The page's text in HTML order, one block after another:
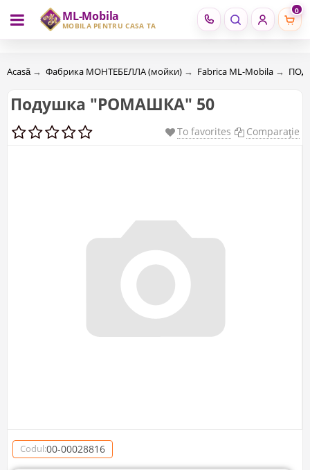
ML-Mobila
MOBILĂ PENTRU CASA TA
0
RU RO
Acasă → Фабрика МОНТЕБЕЛЛА (мойки) → Fabrica ML-Mobila →
Подушка "РОМАШКА" 50
To favorites Comparaţie
Codul:00-00028816